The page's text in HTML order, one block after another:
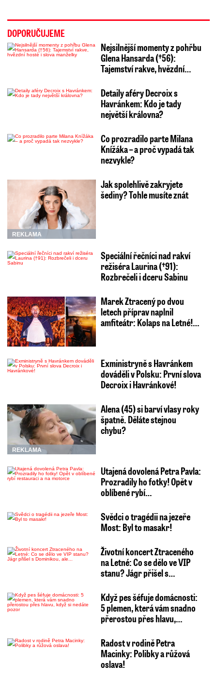
DOPORUČUJEME
Nejsilnější momenty z pohřbu
Glena Hansarda (†56):
Tajemství rakve, hvězdní…
Detaily aféry Decroix s
Havránkem: Kdo je tady
největší královna?
Co prozradilo parte Milana
Knížáka – a proč vypadá tak
nezvykle?
REKLAMA
Jak spolehlivě zakryjete
šediny? Tohle musíte znát
Speciální řečníci nad rakví
režiséra Laurina (†91):
Rozbrečeli i dceru Sabinu
Marek Ztracený po dvou
letech příprav naplnil
amfiteátr: Kolaps na Letné!…
Exministryně s Havránkem
dováděli v Polsku: První slova
Decroix i Havránkové!
REKLAMA
Alena (45) si barví vlasy roky
špatně. Děláte stejnou
chybu?
Utajená dovolená Petra Pavla:
Prozradily ho fotky! Opět v
oblíbené rybí…
Svědci o tragédii na jezeře
Most: Byl to masakr!
Životní koncert Ztraceného
na Letné: Co se dělo ve VIP
stanu? Jágr přišel s…
Když pes šéfuje domácnosti:
5 plemen, která vám snadno
přerostou přes hlavu,…
Radost v rodině Petra
Macinky: Polibky a růžová
oslava!